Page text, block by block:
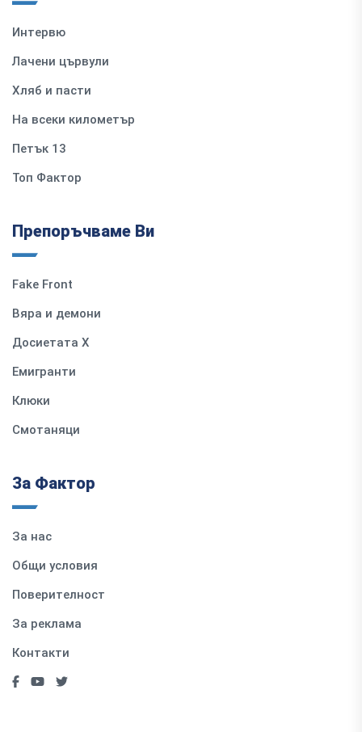
Интервю
Лачени цървули
Хляб и пасти
На всеки километър
Петък 13
Топ Фактор
Препоръчваме Ви
Fake Front
Вяра и демони
Досиетата Х
Емигранти
Клюки
Смотаняци
За Фактор
За нас
Общи условия
Поверителност
За реклама
Контакти